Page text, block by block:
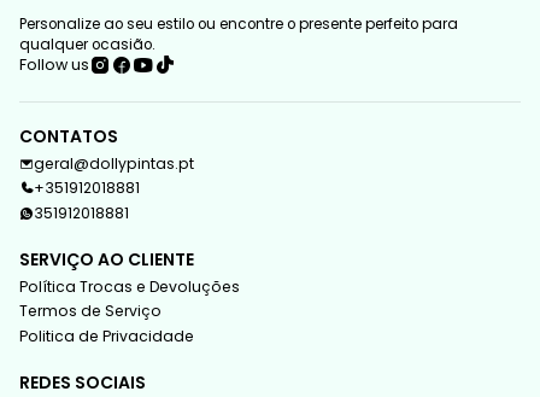
Personalize ao seu estilo ou encontre o presente perfeito para
qualquer ocasião.
Follow us
CONTATOS
geral@dollypintas.pt
+351912018881
351912018881
SERVIÇO AO CLIENTE
Política Trocas e Devoluções
Termos de Serviço
Politica de Privacidade
REDES SOCIAIS